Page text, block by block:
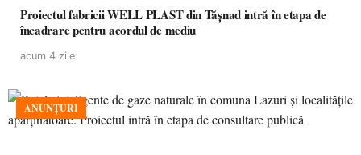
Proiectul fabricii WELL PLAST din Tășnad intră în etapa de
încadrare pentru acordul de mediu
acum 4 zile
ANUNȚURI